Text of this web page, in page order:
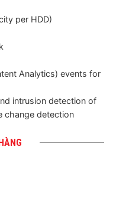
per HDD)
Analytics) events for
intrusion detection of
change detection